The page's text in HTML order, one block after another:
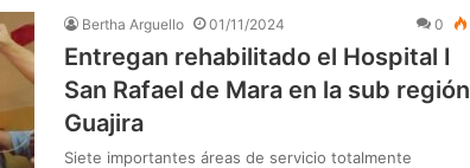
Bertha Arguello 01/11/2024 0
Entregan rehabilitado el Hospital I
San Rafael de Mara en la sub región
Guajira
Siete importantes áreas de servicio totalmente